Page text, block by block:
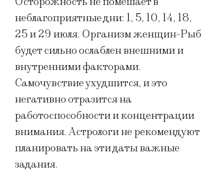
неблагоприятные дни: 1, 5, 10, 14, 18,
25 и 29 июля. Организм женщин-Рыб
будет сильно ослаблен внешними и
внутренними факторами.
Самочувствие ухудшится, и это
негативно отразится на
работоспособности и концентрации
внимания. Астрологи не рекомендуют
планировать на эти даты важные
задания.